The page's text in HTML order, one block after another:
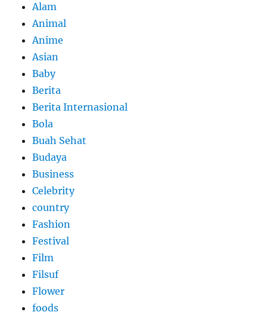
Alam
Animal
Anime
Asian
Baby
Berita
Berita Internasional
Bola
Buah Sehat
Budaya
Business
Celebrity
country
Fashion
Festival
Film
Filsuf
Flower
foods